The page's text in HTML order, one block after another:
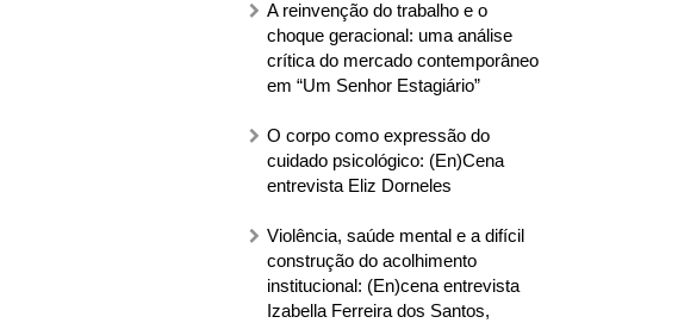
A reinvenção do trabalho e o
choque geracional: uma análise
crítica do mercado contemporâneo
em “Um Senhor Estagiário”
O corpo como expressão do
cuidado psicológico: (En)Cena
entrevista Eliz Dorneles
Violência, saúde mental e a difícil
construção do acolhimento
institucional: (En)cena entrevista
Izabella Ferreira dos Santos,